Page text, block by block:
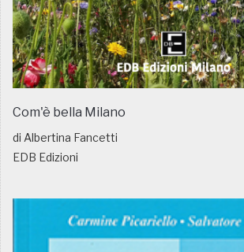
Com'è bella Milano
di Albertina Fancetti
EDB Edizioni